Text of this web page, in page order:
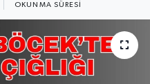
OKUNMA SÜRESI